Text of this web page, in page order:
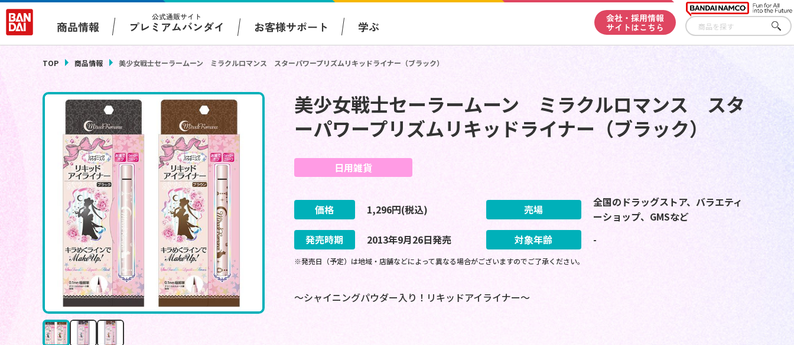
商品情報
公式通販サイト
プレミアムバンダイ お客様サポート 学ぶ
会社・採用情報
サイトはこちら
さが
す
TOP 商品情報 美少女戦士セーラームーン ミラクルロマンス スターパワープリズムリキッドライナー（ブラック）
美少女戦士セーラームーン ミラクルロマンス スタ
ーパワープリズムリキッドライナー（ブラック）
日用雑貨
価格 1,296円(税込) 売場
全国のドラッグストア、バラエティ
ーショップ、GMSなど
発売時期
2013年9月26日発売 対象年齢 -
※発売日（予定）は地域・店舗などによって異なる場合がございますのでご了承ください。
～シャイニングパウダー入り！リキッドアイライナー～